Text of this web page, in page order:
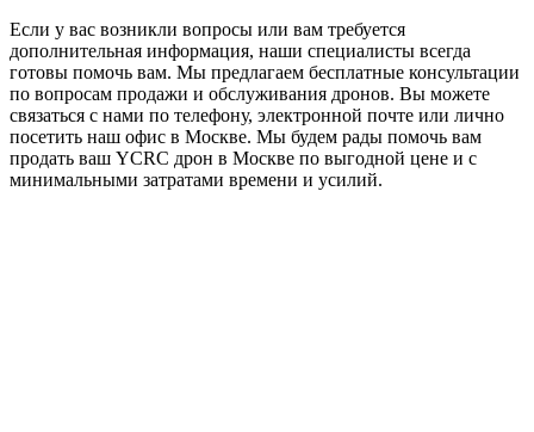
Если у вас возникли вопросы или вам требуется
дополнительная информация, наши специалисты всегда
готовы помочь вам. Мы предлагаем бесплатные консультации
по вопросам продажи и обслуживания дронов. Вы можете
связаться с нами по телефону, электронной почте или лично
посетить наш офис в Москве. Мы будем рады помочь вам
продать ваш YCRC дрон в Москве по выгодной цене и с
минимальными затратами времени и усилий.